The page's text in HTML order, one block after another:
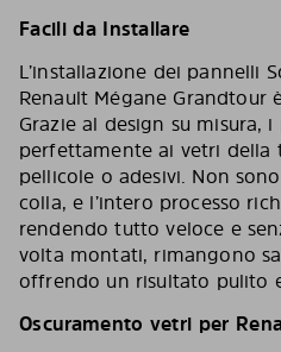
Facili da Installare
L’installazione dei pannelli
Renault Mégane Grandtour
Grazie al design su misura,
perfettamente ai vetri della
pellicole o adesivi. Non
colla, e l’intero processo
rendendo tutto veloce e
volta montati, rimangono
offrendo un risultato pulito
Oscuramento vetri per